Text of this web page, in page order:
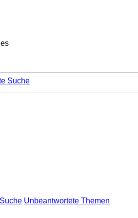
Suche
Suche Unbeantwortete Themen